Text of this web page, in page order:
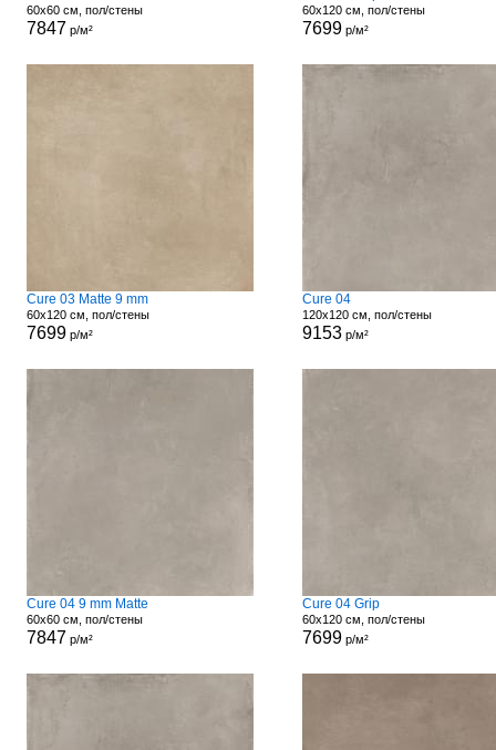
60x60 см, пол/стены
7847 р/м²
60x120 см, пол/стены
7699р/м²
Cure 03 Matte 9 mm
60x120 см, пол/стены
7699р/м²
Cure 04
120x120 см, пол/стены
9153р/м²
Cure 04 9 mm Matte
60x60 см, пол/стены
7847 р/м²
Cure 04 Grip
60x120 см, пол/стены
7699р/м²